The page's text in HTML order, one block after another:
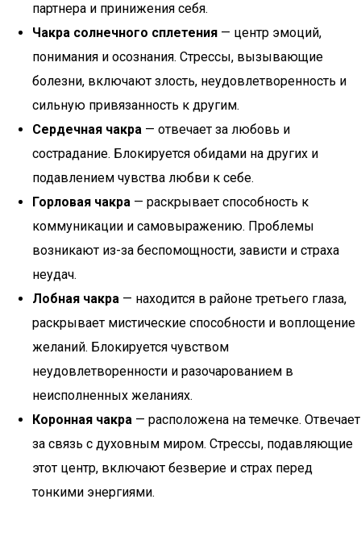
партнера и принижения себя.
Чакра солнечного сплетения — центр эмоций,
понимания и осознания. Стрессы, вызывающие
болезни, включают злость, неудовлетворенность и
сильную привязанность к другим.
Сердечная чакра — отвечает за любовь и
сострадание. Блокируется обидами на других и
подавлением чувства любви к себе.
Горловая чакра — раскрывает способность к
коммуникации и самовыражению. Проблемы
возникают из-за беспомощности, зависти и страха
неудач.
Лобная чакра — находится в районе третьего глаза,
раскрывает мистические способности и воплощение
желаний. Блокируется чувством
неудовлетворенности и разочарованием в
неисполненных желаниях.
Коронная чакра — расположена на темечке. Отвечает
за связь с духовным миром. Стрессы, подавляющие
этот центр, включают безверие и страх перед
тонкими энергиями.